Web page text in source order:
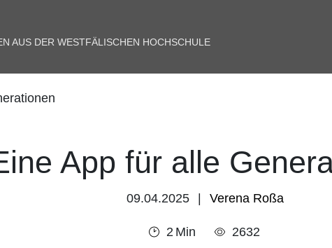
AUS DER WESTFÄLISCHEN HOCHSCHULE
App für alle
09.04.2025 Verena Roßa
2 Min 2632